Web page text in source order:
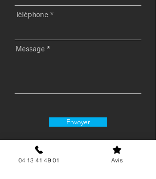
Téléphone
Message
Envoyer
04 13 41 49 01 Avis